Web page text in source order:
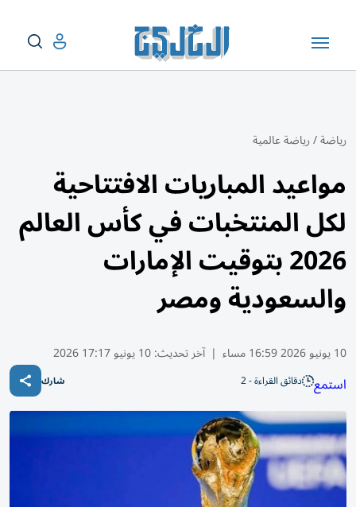
رياضة/رياضة عالمية
مواعيد المباريات الافتتاحية
لكل المنتخبات في كأس العالم
2026 بتوقيت الإمارات
والسعودية ومصر
10 يونيو 2026 16:59 مساء | آخر تحديث:10 يونيو 17:17 2026
استمع دقائق القراءة - 2 شارك